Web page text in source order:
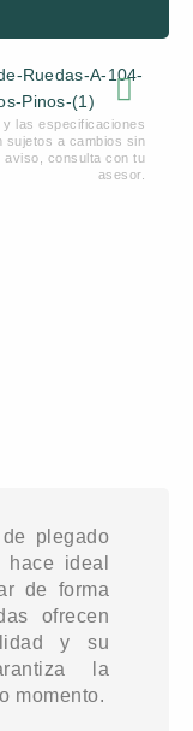
y las especificaciones
sujetos a cambios sin
aviso, consulta con tu
asesor.
plegado
ideal
de forma
ofrecen
y su
la
momento.